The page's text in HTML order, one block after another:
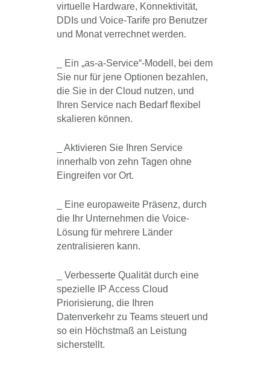
virtuelle Hardware, Konnektivität,
DDIs und Voice-Tarife pro Benutzer
und Monat verrechnet werden.
_ Ein „as-a-Service“-Modell, bei dem
Sie nur für jene Optionen bezahlen,
die Sie in der Cloud nutzen, und
Ihren Service nach Bedarf flexibel
skalieren können.
_ Aktivieren Sie Ihren Service
innerhalb von zehn Tagen ohne
Eingreifen vor Ort.
_ Eine europaweite Präsenz, durch
die Ihr Unternehmen die Voice-
Lösung für mehrere Länder
zentralisieren kann.
_ Verbesserte Qualität durch eine
spezielle IP Access Cloud
Priorisierung, die Ihren
Datenverkehr zu Teams steuert und
so ein Höchstmaß an Leistung
sicherstellt.